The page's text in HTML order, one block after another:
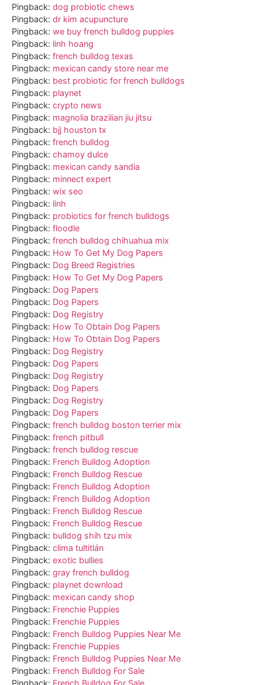
Pingback: dog probiotic chews
Pingback: dr kim acupuncture
Pingback: we buy french bulldog puppies
Pingback: linh hoang
Pingback: french bulldog texas
Pingback: mexican candy store near me
Pingback: best probiotic for french bulldogs
Pingback: playnet
Pingback: crypto news
Pingback: magnolia brazilian jiu jitsu
Pingback: bjj houston tx
Pingback: french bulldog
Pingback: chamoy dulce
Pingback: mexican candy sandia
Pingback: minnect expert
Pingback: wix seo
Pingback: linh
Pingback: probiotics for french bulldogs
Pingback: floodle
Pingback: french bulldog chihuahua mix
Pingback: How To Get My Dog Papers
Pingback: Dog Breed Registries
Pingback: How To Get My Dog Papers
Pingback: Dog Papers
Pingback: Dog Papers
Pingback: Dog Registry
Pingback: How To Obtain Dog Papers
Pingback: How To Obtain Dog Papers
Pingback: Dog Registry
Pingback: Dog Papers
Pingback: Dog Registry
Pingback: Dog Papers
Pingback: Dog Registry
Pingback: Dog Papers
Pingback: french bulldog boston terrier mix
Pingback: french pitbull
Pingback: french bulldog rescue
Pingback: French Bulldog Adoption
Pingback: French Bulldog Rescue
Pingback: French Bulldog Adoption
Pingback: French Bulldog Adoption
Pingback: French Bulldog Rescue
Pingback: French Bulldog Rescue
Pingback: bulldog shih tzu mix
Pingback: clima tultitlán
Pingback: exotic bullies
Pingback: gray french bulldog
Pingback: playnet download
Pingback: mexican candy shop
Pingback: Frenchie Puppies
Pingback: Frenchie Puppies
Pingback: French Bulldog Puppies Near Me
Pingback: Frenchie Puppies
Pingback: French Bulldog Puppies Near Me
Pingback: French Bulldog For Sale
Pingback: French Bulldog For Sale